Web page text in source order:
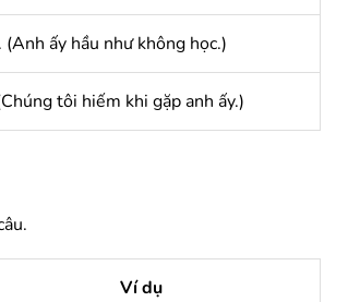
ấy hầu như không học.)
tôi hiếm khi gặp anh ấy.)
Ví dụ